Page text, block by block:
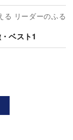
る リーダーのふる
ベスト1